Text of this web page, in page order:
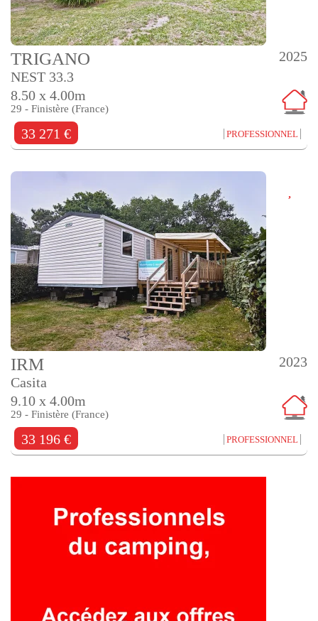
2025
TRIGANO
NEST 33.3
8.50 x 4.00m
29 - Finistère (France)
33 271 € PROFESSIONNEL
2023
IRM
Casita
9.10 x 4.00m
29 - Finistère (France)
33 196 € PROFESSIONNEL